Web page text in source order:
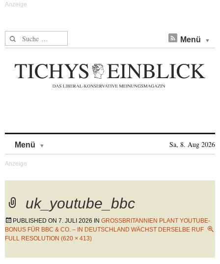
Suche nach: Menü
Menü Sa, 8. Aug 2026
uk_youtube_bbc
PUBLISHED ON 7. JULI 2026 IN GROSSBRITANNIEN PLANT YOUTUBE-B
ONUS FÜR BBC & CO. – IN DEUTSCHLAND WÄCHST DERSELBE RUF
FULL RESOLUTION (620 × 413)